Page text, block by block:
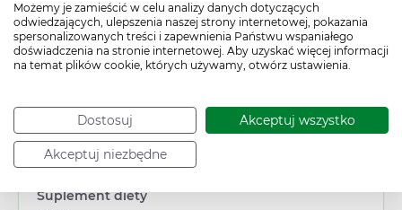
Możemy je zamieścić w celu analizy danych dotyczących
odwiedzających, ulepszenia naszej strony internetowej, pokazania
spersonalizowanych treści i zapewnienia Państwu wspaniałego
doświadczenia na stronie internetowej. Aby uzyskać więcej informacji
na temat plików cookie, których używamy, otwórz ustawienia.
Dostosuj Akceptuj wszystko
Akceptuj niezbędne
Cechy produktu
Suplement diety